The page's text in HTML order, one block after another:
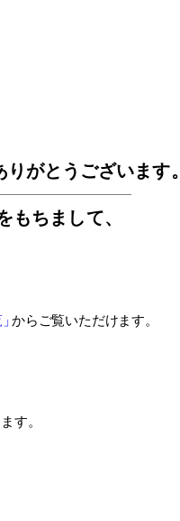
がとうございます。
もちまして、
」 からご覧いただけます。
す。